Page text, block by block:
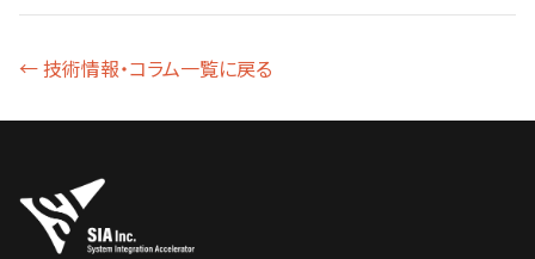
← 技術情報・コラム一覧に戻る